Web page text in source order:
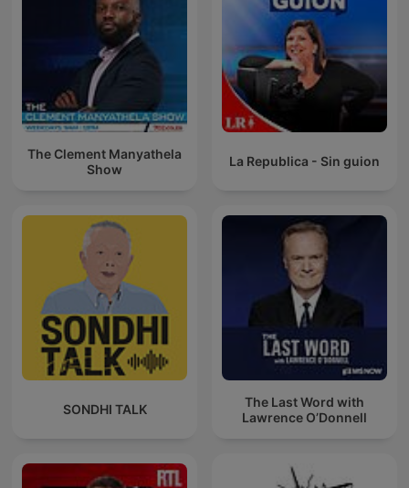
The Clement Manyathela
Show
La Republica - Sin guion
SONDHI TALK
The Last Word with
Lawrence O’Donnell